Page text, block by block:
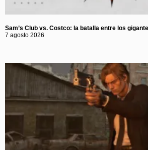
Sam’s Club vs. Costco: la batalla entre los
7 agosto 2026